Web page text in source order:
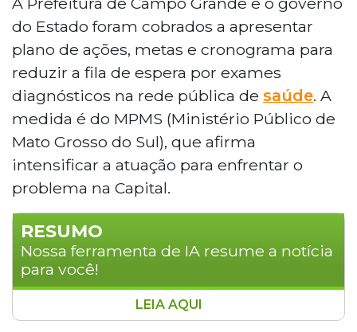
do Estado foram cobrados a apresentar
plano de ações, metas e cronograma para
reduzir a fila de espera por exames
diagnósticos na rede pública de saúde. A
medida é do MPMS (Ministério Público de
Mato Grosso do Sul), que afirma
intensificar a atuação para enfrentar o
problema na Capital.
RESUMO
Nossa ferramenta de IA resume a notícia
para você!
O Ministério Público de Mato Grosso do
LEIA AQUI